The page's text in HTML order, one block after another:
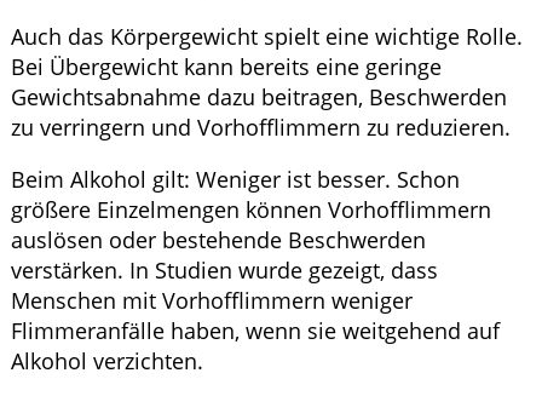
Auch das Körpergewicht spielt eine wichtige Rolle.
Bei Übergewicht kann bereits eine geringe
Gewichtsabnahme dazu beitragen, Beschwerden
zu verringern und Vorhofflimmern zu reduzieren.
Beim Alkohol gilt: Weniger ist besser. Schon
größere Einzelmengen können Vorhofflimmern
auslösen oder bestehende Beschwerden
verstärken. In Studien wurde gezeigt, dass
Menschen mit Vorhofflimmern weniger
Flimmeranfälle haben, wenn sie weitgehend auf
Alkohol verzichten.